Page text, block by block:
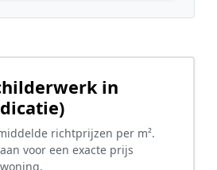
in
richtprijzen per m².
voor een exacte prijs